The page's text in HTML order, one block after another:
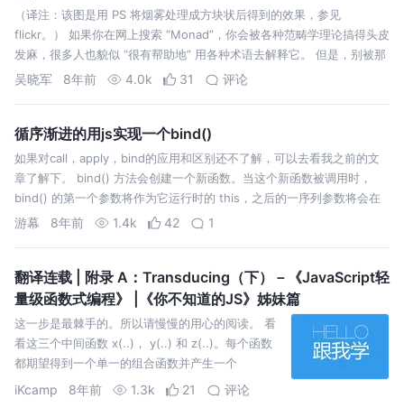
（译注：该图是用 PS 将烟雾处理成方块状后得到的效果，参见
flickr。） 如果你在网上搜索 “Monad”，你会被各种范畴学理论搞得头皮
发麻，很多人也貌似 “很有帮助地” 用各种术语去解释它。 但是，别被那
些专业术语给唬住了，Monad 其实很简单。我们看一下 Monad…
吴晓军 8年前 4.0k 31 评论
循序渐进的用js实现一个bind()
如果对call，apply，bind的应用和区别还不了解，可以去看我之前的文
章了解下。 bind() 方法会创建一个新函数。当这个新函数被调用时，
bind() 的第一个参数将作为它运行时的 this，之后的一序列参数将会在
传递的实参前传入作为它的参数 （3）一个绑定函数也能使用…
游幕 8年前 1.4k 42 1
翻译连载 | 附录 A：Transducing（下）－《JavaScript轻
量级函数式编程》 |《你不知道的JS》姊妹篇
这一步是最棘手的。所以请慢慢的用心的阅读。 看
看这三个中间函数 x(..)， y(..) 和 z(..)。每个函数
都期望得到一个单一的组合函数并产生一个
reducer 函数。 看到 z(..) 里面的调用了吗？ 这看
iKcamp 8年前 1.3k 21 评论